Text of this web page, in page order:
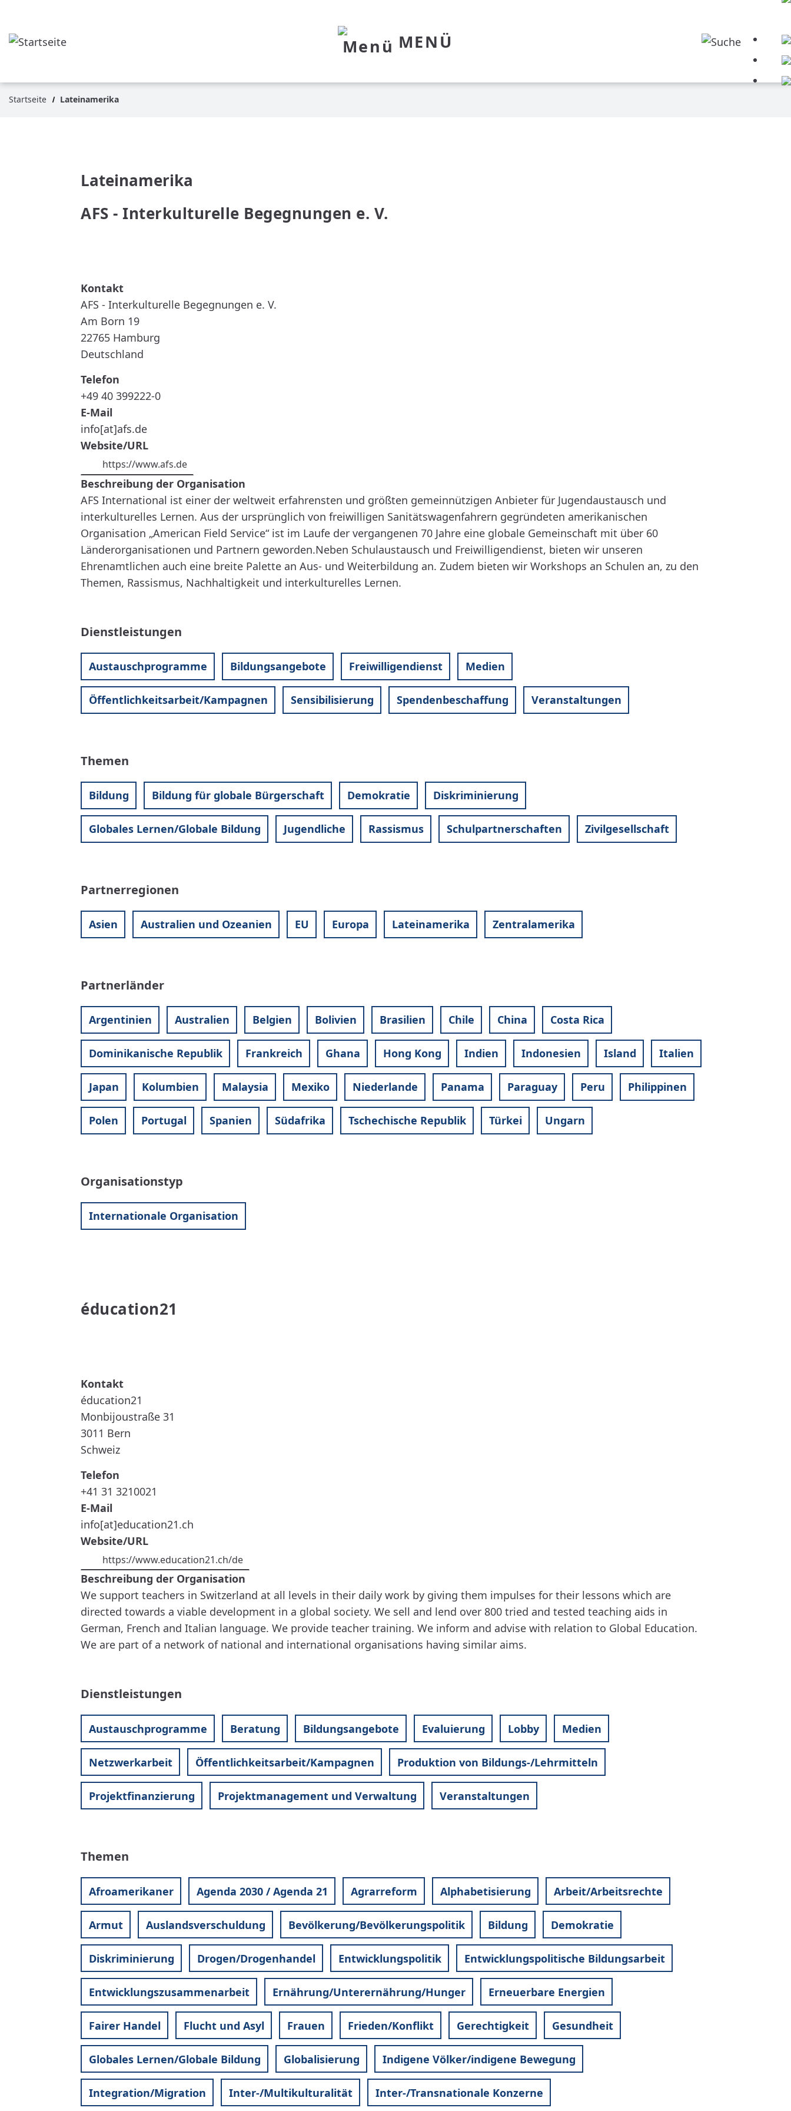
Inhalt
MENÜ
Pfadnavigation
Startseite Lateinamerika
Lateinamerika
AFS - Interkulturelle Begegnungen e. V.
E.
V.
AFS - Interkulturelle Begegnungen e. V.
Am Born 19
22765 Hamburg
Deutschland
Telefon
+49 40 399222-0
E-Mail
info[at]afs.de
Website/URL
https://www.afs.de
Beschreibung der Organisation
AFS International ist einer der weltweit erfahrensten und größten gemeinnützigen Anbieter für Jugendaustausch und
interkulturelles Lernen. Aus der ursprünglich von freiwilligen Sanitätswagenfahrern gegründeten amerikanischen
Organisation „American Field Service“ ist im Laufe der vergangenen 70 Jahre eine globale Gemeinschaft mit über 60
Länderorganisationen und Partnern geworden.Neben Schulaustausch und Freiwilligendienst, bieten wir unseren
Ehrenamtlichen auch eine breite Palette an Aus- und Weiterbildung an. Zudem bieten wir Workshops an Schulen an, zu den
Themen, Rassismus, Nachhaltigkeit und interkulturelles Lernen.
Dienstleistungen
Austauschprogramme Bildungsangebote Freiwilligendienst Medien
Öffentlichkeitsarbeit/Kampagnen Sensibilisierung Spendenbeschaffung Veranstaltungen
Themen
Bildung Bildung für globale Bürgerschaft Demokratie Diskriminierung
Globales Lernen/Globale Bildung Jugendliche Rassismus Schulpartnerschaften Zivilgesellschaft
Partnerregionen
Asien Australien und Ozeanien EU Europa Lateinamerika Zentralamerika
Partnerländer
Argentinien Australien Belgien Bolivien Brasilien Chile China Costa Rica
Dominikanische Republik Frankreich Ghana Hong Kong Indien Indonesien Island Italien
Japan Kolumbien Malaysia Mexiko Niederlande Panama Paraguay Peru Philippinen
Polen Portugal Spanien Südafrika Tschechische Republik Türkei Ungarn
Organisationstyp
Internationale Organisation
éducation21
éducation21
Monbijoustraße 31
3011 Bern
Schweiz
Telefon
+41 31 3210021
E-Mail
info[at]education21.ch
Website/URL
https://www.education21.ch/de
Beschreibung der Organisation
We support teachers in Switzerland at all levels in their daily work by giving them impulses for their lessons which are
directed towards a viable development in a global society. We sell and lend over 800 tried and tested teaching aids in
German, French and Italian language. We provide teacher training. We inform and advise with relation to Global Education.
We are part of a network of national and international organisations having similar aims.
Dienstleistungen
Austauschprogramme Beratung Bildungsangebote Evaluierung Lobby Medien
Netzwerkarbeit Öffentlichkeitsarbeit/Kampagnen Produktion von Bildungs-/Lehrmitteln
Projektfinanzierung Projektmanagement und Verwaltung Veranstaltungen
Themen
Afroamerikaner Agenda 2030 / Agenda 21 Agrarreform Alphabetisierung Arbeit/Arbeitsrechte
Armut Auslandsverschuldung Bevölkerung/Bevölkerungspolitik Bildung Demokratie
Diskriminierung Drogen/Drogenhandel Entwicklungspolitik Entwicklungspolitische Bildungsarbeit
Entwicklungszusammenarbeit Ernährung/Unterernährung/Hunger Erneuerbare Energien
Fairer Handel Flucht und Asyl Frauen Frieden/Konflikt Gerechtigkeit Gesundheit
Globales Lernen/Globale Bildung Globalisierung Indigene Völker/indigene Bewegung
Integration/Migration Inter-/Multikulturalität Inter-/Transnationale Konzerne